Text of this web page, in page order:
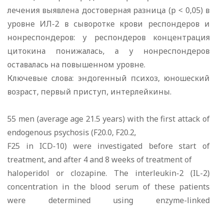
лечения выявлена достоверная разница (р < 0,05) в
уровне ИЛ-2 в сыворотке крови респондеров и
нонреспондеров: у респондеров концентрация
цитокина понижалась, а у нонреспондеров
оставалась на повышенном уровне.
Ключевые слова: эндогенный психоз, юношеский
возраст, первый приступ, интерлейкины.
55 mеn (average age 21.5 years) with the first attack of
еndоgеnоus psychosis (F20.0, F20.2,
F25 in ICD-10) were investigated before start of
treatment, and after 4 and 8 weeks of treatment of
haloperidol оr clozapine. The interleukin-2 (IL-2)
concentration in the blood serum of these patients
were determined using enzyme-linked